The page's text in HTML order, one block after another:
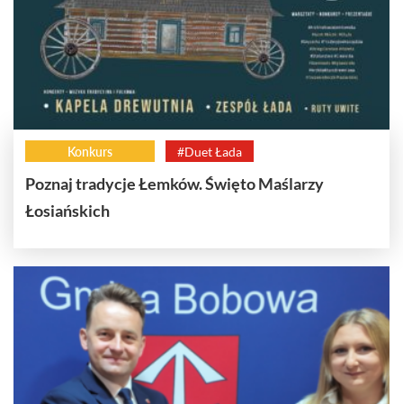
Konkurs #Duet Łada
Poznaj tradycje Łemków. Święto Maślarzy
Łosiańskich